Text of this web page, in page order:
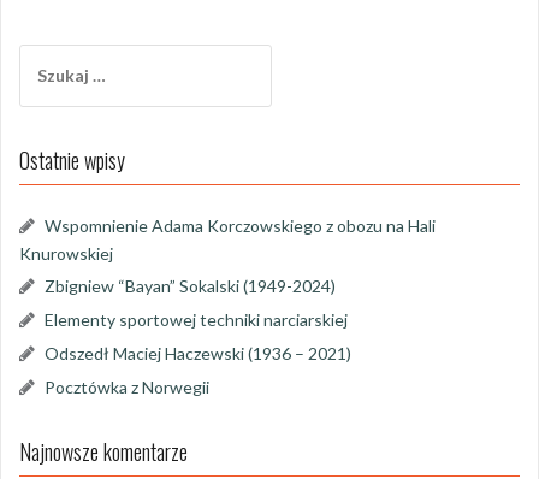
u
a
j
Ostatnie wpisy
Wspomnienie Adama Korczowskiego z obozu na Hali
Knurowskiej
Zbigniew “Bayan” Sokalski (1949-2024)
Elementy sportowej techniki narciarskiej
Odszedł Maciej Haczewski (1936 – 2021)
Pocztówka z Norwegii
Najnowsze komentarze